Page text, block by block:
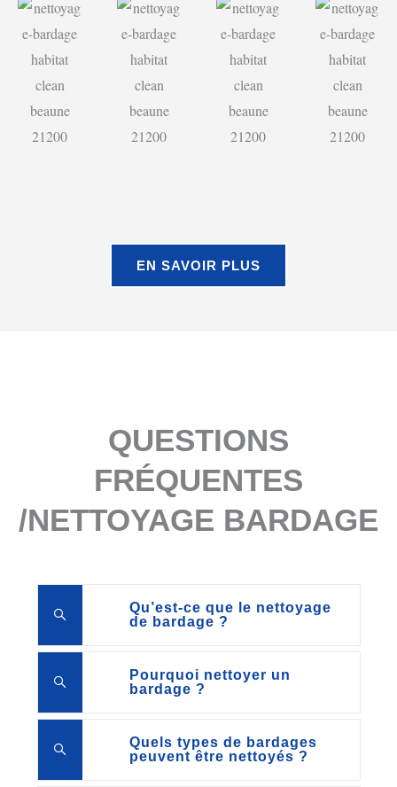
EN SAVOIR PLUS
QUESTIONS
FRÉQUENTES
/NETTOYAGE BARDAGE
Qu’est-ce que le nettoyage
de bardage ?
Pourquoi nettoyer un
bardage ?
Quels types de bardages
peuvent être nettoyés ?